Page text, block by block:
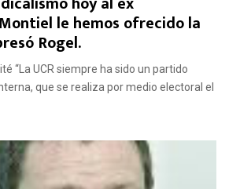
le hemos ofrecido la
Rogel.
“La UCR siempre ha sido un partido
que se realiza por medio electoral el